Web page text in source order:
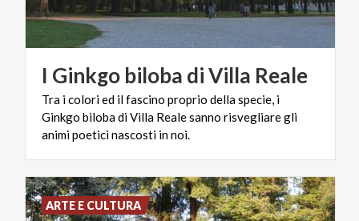
I Ginkgo biloba diVilla Reale
Tra i colori ed il fascino proprio della specie, i
Ginkgo biloba di Villa Reale sanno risvegliare gli
animi poetici nascosti in noi.
ARTE E CULTURA